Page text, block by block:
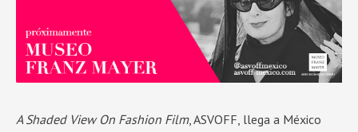
A Shaded View On Fashion Film, ASVOFF, llega a México